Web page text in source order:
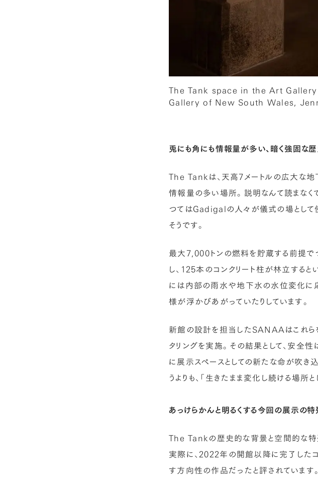
The Tank space in the Art
Gallery of New South Wales,
兎にも角にも情報量が多い、暗く強固な
The Tankは、天高7メートルの広大な地
情報量の多い場所。説明なんて読まなく
つてはGadigalの人々が儀式の場として
そうです。
最大7,000トンの燃料を貯蔵する前提で
し、125本のコンクリート柱が林立する
には内部の雨水や地下水の水位変化に応
様が浮かびあがっていたりしています。
新館の設計を担当したSANAAはこれら
タリングを実施。その結果として、安全
に展示スペースとしての新たな命が吹き
うよりも、「生きたまま変化し続ける場所
あっけらかんと明るくする今回の展示の特
The Tankの歴史的な背景と空間的な特殊
実際に、2022年の開館以降に完了したコ
す方向性の作品だったと評されています。